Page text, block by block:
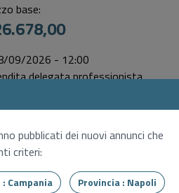
base:
09/2026 - 12:00
delegata professionista
base:
pubblicati dei nuovi annunci che
criteri:
Regione : Campania Provincia : Napoli